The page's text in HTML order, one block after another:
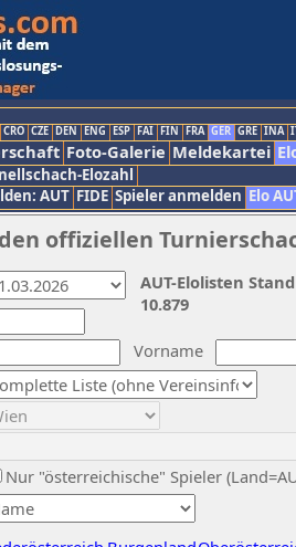
CRO CZE DEN ENG ESP FAI FIN FRA GER GRE INA
Foto-Galerie Meldekartei
Elozahl
AUT FIDE Spieler anmelden Elo
offiziellen
Vorname
Nur "österreichische" Spieler
AUT-Elolisten
10.879